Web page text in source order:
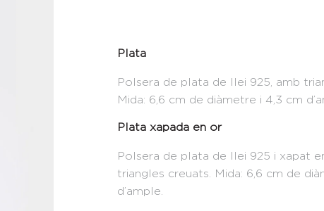
Plata
Polsera de plata de llei 925, amb
Mida: 6,6 cm de diàmetre i 4,3 cm
Plata xapada en or
Polsera de plata de llei 925 i xapat
triangles creuats. Mida: 6,6 cm de
d’ample.